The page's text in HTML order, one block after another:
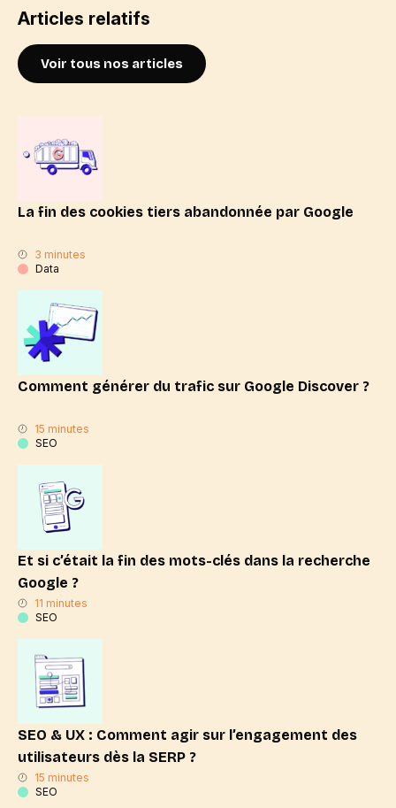
Articles relatifs
Voir tous nos articles
La fin des cookies tiers abandonnée par Google
3 minutes
Data
Comment générer du trafic sur Google Discover ?
15 minutes
SEO
Et si c’était la fin des mots-clés dans la recherche
Google ?
11 minutes
SEO
SEO & UX : Comment agir sur l’engagement des
utilisateurs dès la SERP ?
15 minutes
SEO